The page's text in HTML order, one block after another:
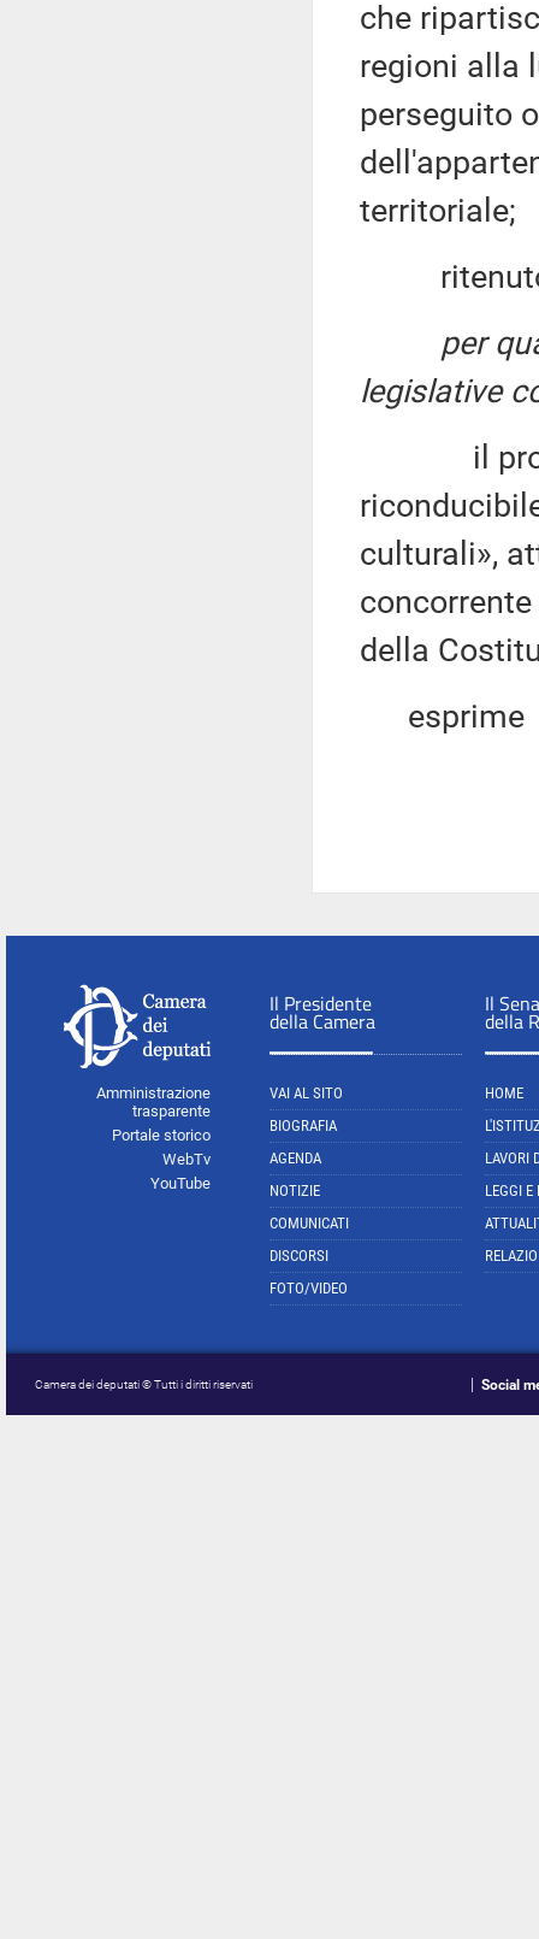
che
regioni alla
perseguito
territoriale;
ritenuto
per
legislative
il
culturali»,
della
esprime
Amministrazione
trasparente
Portale storico
WebTv
YouTube
Il Presidente
della Camera
VAI AL SITO
BIOGRAFIA
AGENDA
NOTIZIE
COMUNICATI
DISCORSI
FOTO/VIDEO
Il
della
HOME
LAVORI
LEGGI E
Camera dei deputati © Tutti i diritti riservati Social